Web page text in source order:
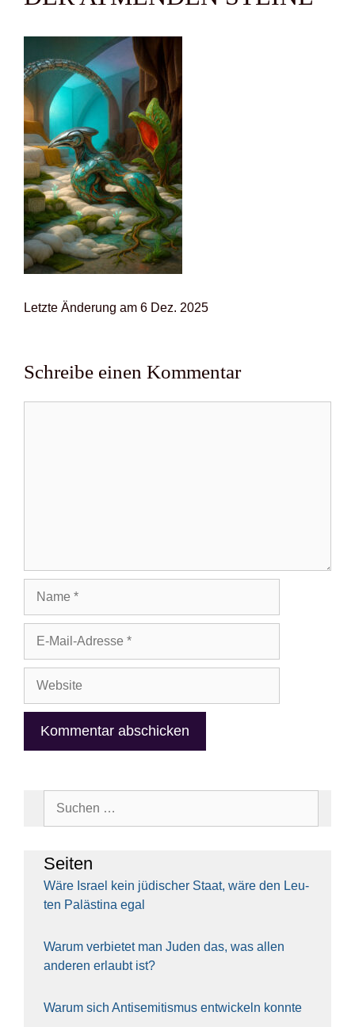
Letz­te Ände­rung am 6 Dez. 2025
Schreibe einen Kommentar
Adresse
Sei­ten
Wäre Isra­el kein jüdi­scher Staat, wäre den Leu­
ten Paläs­ti­na egal
War­um ver­bie­tet man Juden das, was allen
ande­ren erlaubt ist?
War­um sich Anti­se­mi­tis­mus ent­wi­ckeln konn­te